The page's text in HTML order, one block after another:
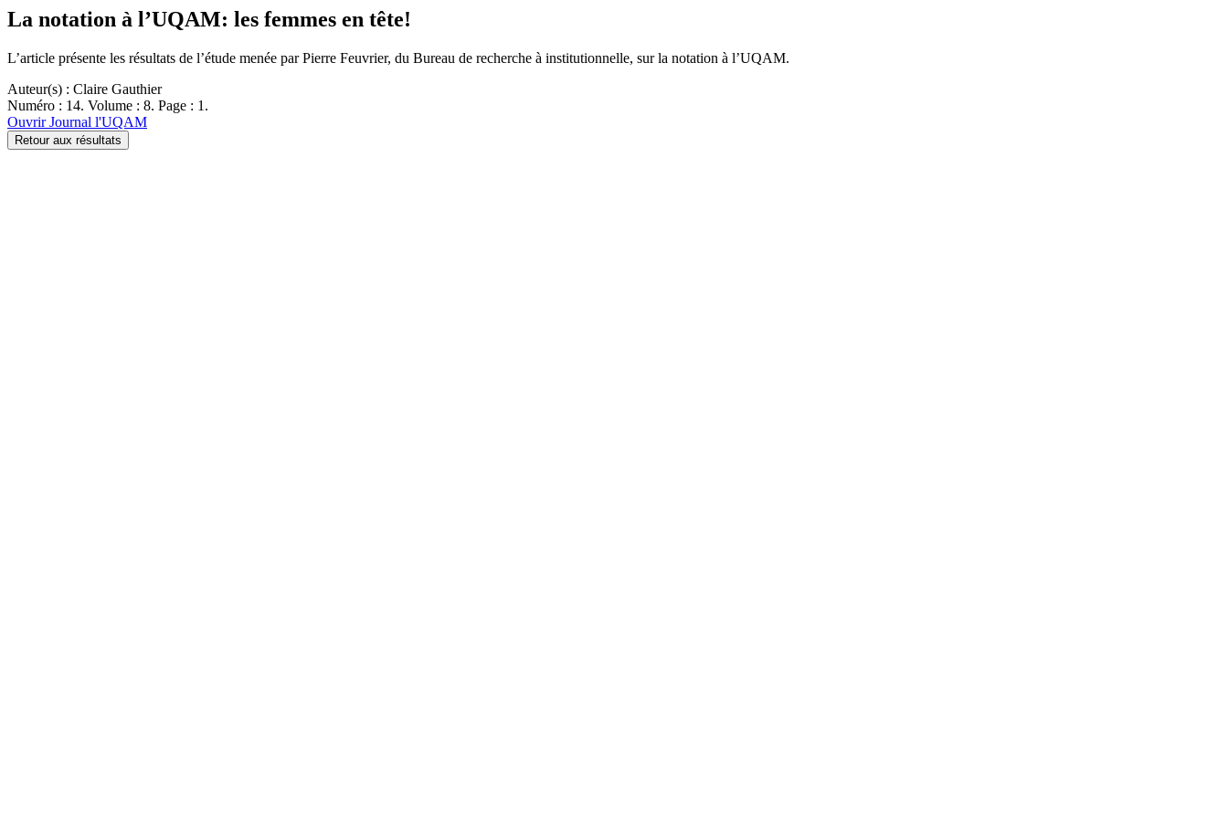
La notation à l’UQAM: les femmes en tête!
L’article présente les résultats de l’étude menée par Pierre Feuvrier, du Bureau de recherche à institutionnelle, sur la notation à l’UQAM.
Auteur(s) : Claire Gauthier
Numéro : 14. Volume : 8. Page : 1.
Ouvrir Journal l'UQAM
Retour aux résultats